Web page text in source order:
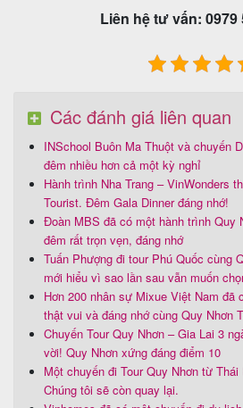
Liên hệ tư vấn: 0979
Các đánh giá liên quan
INSchool Buôn Ma Thuột và chuyến
đêm nhiều hơn cả một kỳ nghỉ
Hành trình Nha Trang – VinWonders
Tourist. Đêm Gala Dinner đáng nhớ!
Đoàn MBS đã có một hành trình Quy
đêm rất trọn vẹn, đáng nhớ
Tuấn Phượng đi tour Phú Quốc cùng
mới hiểu vì sao lần sau vẫn muốn
Hơn 200 nhân sự Mixue Việt Nam đã
thật vui và đáng nhớ cùng Quy Nhơn
Chuyến Tour Quy Nhơn – Gia Lai 3
vời! Quy Nhơn xứng đáng điểm 10
Một chuyến đi Tour Quy Nhơn từ
Chúng tôi sẽ còn quay lại.